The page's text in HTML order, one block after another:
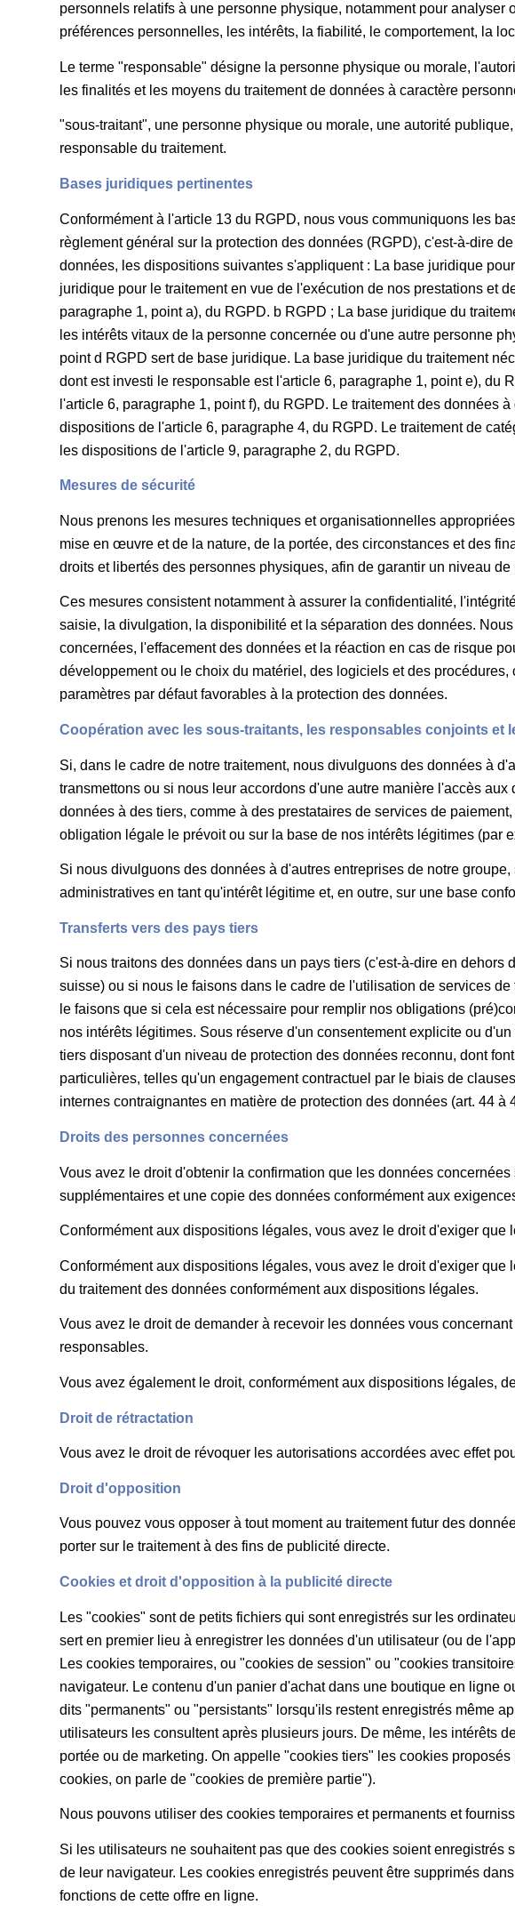
personnels relatifs à une personne physique, notamment pour
préférences personnelles, les intérêts, la fiabilité, le comportement, la
Le terme "responsable" désigne la personne physique ou morale,
les finalités et les moyens du traitement de données à caractère
"sous-traitant", une personne physique ou morale, une autorité
responsable du traitement.
Bases juridiques pertinentes
Conformément à l'article 13 du RGPD, nous vous communiquons les
règlement général sur la protection des données (RGPD), c'est-à-dire
données, les dispositions suivantes s'appliquent : La base juridique
juridique pour le traitement en vue de l'exécution de nos prestations et
paragraphe 1, point a), du RGPD. b RGPD ; La base juridique du
les intérêts vitaux de la personne concernée ou d'une autre personne
point d RGPD sert de base juridique. La base juridique du traitement
dont est investi le responsable est l'article 6, paragraphe 1, point e), du
l'article 6, paragraphe 1, point f), du RGPD. Le traitement des
dispositions de l'article 6, paragraphe 4, du RGPD. Le traitement de
les dispositions de l'article 9, paragraphe 2, du RGPD.
Mesures de sécurité
Nous prenons les mesures techniques et organisationnelles
mise en œuvre et de la nature, de la portée, des circonstances et des
droits et libertés des personnes physiques, afin de garantir un niveau
Ces mesures consistent notamment à assurer la confidentialité,
saisie, la divulgation, la disponibilité et la séparation des données.
concernées, l'effacement des données et la réaction en cas de risque
développement ou le choix du matériel, des logiciels et des
paramètres par défaut favorables à la protection des données.
Coopération avec les sous-traitants, les responsables conjoints et
Si, dans le cadre de notre traitement, nous divulguons des données à
transmettons ou si nous leur accordons d'une autre manière l'accès
données à des tiers, comme à des prestataires de services de
obligation légale le prévoit ou sur la base de nos intérêts légitimes (par
Si nous divulguons des données à d'autres entreprises de notre
administratives en tant qu'intérêt légitime et, en outre, sur une base
Transferts vers des pays tiers
Si nous traitons des données dans un pays tiers (c'est-à-dire en
suisse) ou si nous le faisons dans le cadre de l'utilisation de services
le faisons que si cela est nécessaire pour remplir nos obligations
nos intérêts légitimes. Sous réserve d'un consentement explicite ou
tiers disposant d'un niveau de protection des données reconnu, dont
particulières, telles qu'un engagement contractuel par le biais de
internes contraignantes en matière de protection des données (art. 44
Droits des personnes concernées
Vous avez le droit d'obtenir la confirmation que les données
supplémentaires et une copie des données conformément aux
Conformément aux dispositions légales, vous avez le droit d'exiger
Conformément aux dispositions légales, vous avez le droit d'exiger
du traitement des données conformément aux dispositions légales.
Vous avez le droit de demander à recevoir les données vous
responsables.
Vous avez également le droit, conformément aux dispositions légales,
Droit de rétractation
Vous avez le droit de révoquer les autorisations accordées avec effet
Droit d'opposition
Vous pouvez vous opposer à tout moment au traitement futur des
porter sur le traitement à des fins de publicité directe.
Cookies et droit d'opposition à la publicité directe
Les "cookies" sont de petits fichiers qui sont enregistrés sur les
sert en premier lieu à enregistrer les données d'un utilisateur (ou de
Les cookies temporaires, ou "cookies de session" ou "cookies
navigateur. Le contenu d'un panier d'achat dans une boutique en ligne
dits "permanents" ou "persistants" lorsqu'ils restent enregistrés même
utilisateurs les consultent après plusieurs jours. De même, les intérêts
portée ou de marketing. On appelle "cookies tiers" les cookies
cookies, on parle de "cookies de première partie").
Nous pouvons utiliser des cookies temporaires et permanents et
Si les utilisateurs ne souhaitent pas que des cookies soient
de leur navigateur. Les cookies enregistrés peuvent être supprimés
fonctions de cette offre en ligne.